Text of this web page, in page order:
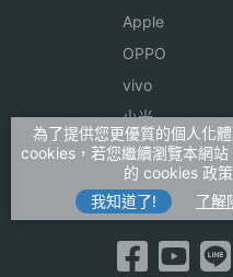
5500 GPU
◎ 配置 HD
◎ 支援藍牙
◎ 內建 4GB
◎ 選配指紋
Getac
主螢幕解析度
主螢幕觸控
Apple
OPPO
vivo
小米
ASUS
Sony
realme
為了提供您更優質的個人化
cookies，若您繼續瀏覽本網站
的 cookies 政策
我知道了!
了解